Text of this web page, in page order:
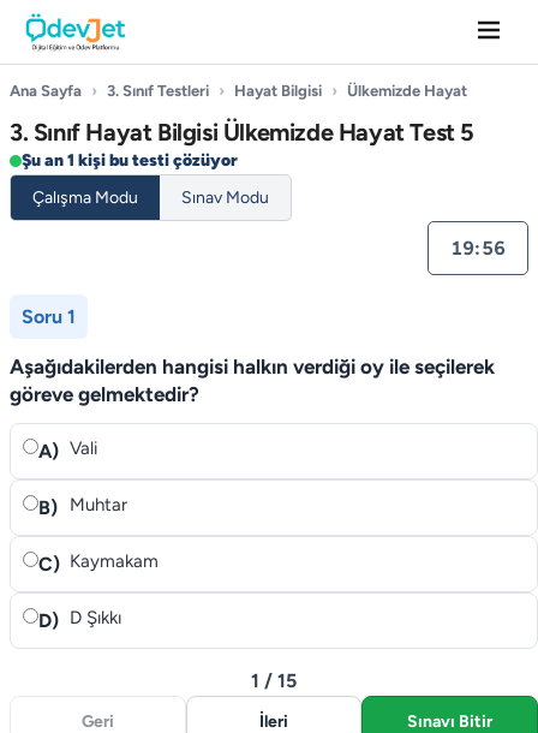
Ana Sayfa › 3. Sınıf Testleri › Hayat Bilgisi › Ülkemizde Hayat
3. Sınıf Hayat Bilgisi Ülkemizde Hayat Test 5
Şu an 1 kişi bu testi çözüyor
Çalışma Modu
Sınav Modu
19:55
Soru 1
Aşağıdakilerden hangisi halkın verdiği oy ile seçilerek
göreve gelmektedir?
A) Vali
B) Muhtar
C) Kaymakam
D) D Şıkkı
Geri
1 / 15
İleri Sınavı Bitir